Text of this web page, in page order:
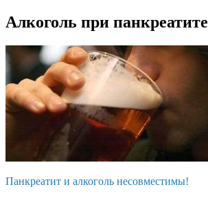
Алкоголь при панкреатите
Панкреатит и алкоголь несовместимы!